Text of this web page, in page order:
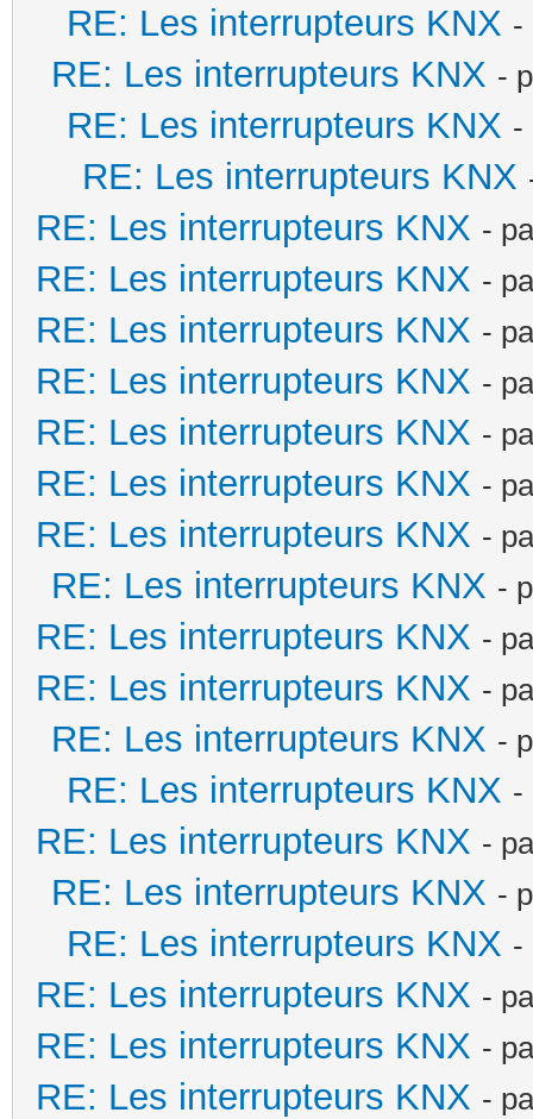
RE: Les interrupteurs KNX -
RE: Les interrupteurs KNX -
RE: Les interrupteurs KNX -
RE: Les interrupteurs KNX
RE: Les interrupteurs KNX -
RE: Les interrupteurs KNX -
RE: Les interrupteurs KNX -
RE: Les interrupteurs KNX -
RE: Les interrupteurs KNX -
RE: Les interrupteurs KNX -
RE: Les interrupteurs KNX -
RE: Les interrupteurs KNX -
RE: Les interrupteurs KNX -
RE: Les interrupteurs KNX -
RE: Les interrupteurs KNX -
RE: Les interrupteurs KNX -
RE: Les interrupteurs KNX -
RE: Les interrupteurs KNX -
RE: Les interrupteurs KNX -
RE: Les interrupteurs KNX -
RE: Les interrupteurs KNX -
RE: Les interrupteurs KNX -